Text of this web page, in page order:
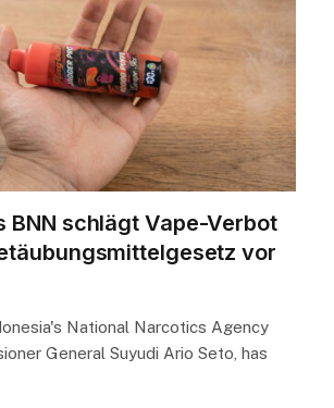
BNN schlägt Vape-Verbot
vor
National Narcotics Agency
General Suyudi Ario Seto, has